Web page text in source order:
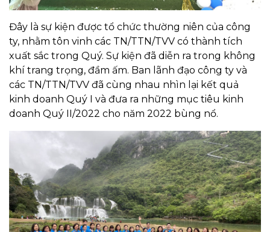
Đây là sự kiện được tổ chức thường niên của công
ty, nhằm tôn vinh các TN/TTN/TVV có thành tích
xuất sắc trong Quý. Sự kiện đã diễn ra trong không
khí trang trọng, đầm ấm. Ban lãnh đạo công ty và
các TN/TTN/TVV đã cùng nhau nhìn lại kết quả
kinh doanh Quý I và đưa ra những mục tiêu kinh
doanh Quý II/2022 cho năm 2022 bùng nổ.